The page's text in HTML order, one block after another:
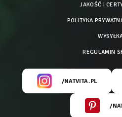
JAKOŚĆ I
POLITYKA
REGULAMIN
/NATVITA.PL
/